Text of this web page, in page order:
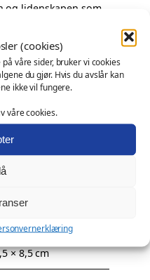
(cookies)
våre sider, bruker vi cookies
du gjør. Hvis du avslår kan
ikke vil fungere.
våre cookies.
og lidenskapen som
badeanden garantert
i den ene
brystet er denne
i enhver situasjon. Den
som du finner
badeanden er mer enn
dedikasjon,
innsats for å nå nye
× 8,5 cm